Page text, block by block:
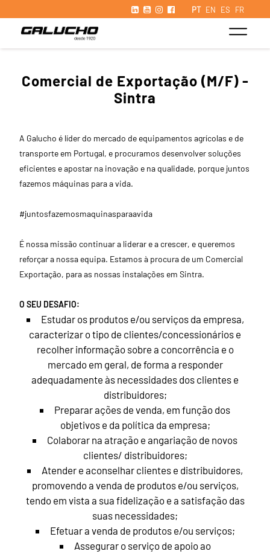
PT EN ES FR
Comercial de Exportação (M/F) -
Sintra
A Galucho é líder do mercado de equipamentos agrícolas e de
transporte em Portugal, e procuramos desenvolver soluções
eficientes e apostar na inovação e na qualidade, porque juntos
fazemos máquinas para a vida.
#juntosfazemosmaquinasparaavida
É nossa missão continuar a liderar e a crescer, e queremos
reforçar a nossa equipa. Estamos à procura de um Comercial
Exportação, para as nossas instalações em Sintra.
O SEU DESAFIO:
Estudar os produtos e/ou serviços da empresa,
caracterizar o tipo de clientes/concessionários e
recolher informação sobre a concorrência e o
mercado em geral, de forma a responder
adequadamente às necessidades dos clientes e
distribuidores;
Preparar ações de venda, em função dos
objetivos e da política da empresa;
Colaborar na atração e angariação de novos
clientes/ distribuidores;
Atender e aconselhar clientes e distribuidores,
promovendo a venda de produtos e/ou serviços,
tendo em vista a sua fidelização e a satisfação das
suas necessidades;
Efetuar a venda de produtos e/ou serviços;
Assegurar o serviço de apoio ao